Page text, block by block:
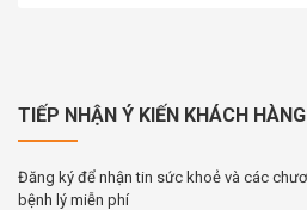
TIẾP NHẬN Ý KIẾN KHÁCH HÀNG
Đăng ký để nhận tin sức khoẻ và các
bệnh lý miễn phí